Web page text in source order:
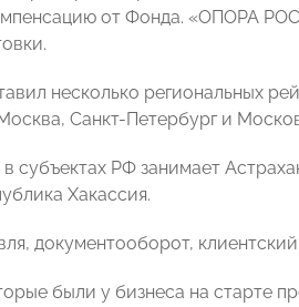
от Фонда. «ОПОРА
несколько региональных
Санкт-Петербург и
РФ занимает
Хакассия.
документооборот,
были у бизнеса на старте